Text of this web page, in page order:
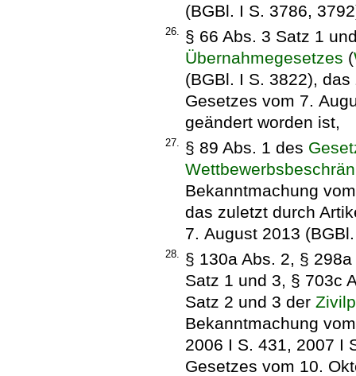
(BGBl. I S. 3786,
26.
§ 66 Abs. 3 Satz 1
Übernahmegesetzes (
(BGBl. I S. 3822),
Gesetzes vom 7.
geändert worden ist,
27. § 89 Abs. 1 des
Bekanntmachung
das zuletzt durch
7. August 2013
28.
§ 130a Abs. 2, §
Satz 1 und 3, § 703c
Satz 2 und 3 der
Bekanntmachung
2006 I S. 431, 2007 I
Gesetzes vom 10.